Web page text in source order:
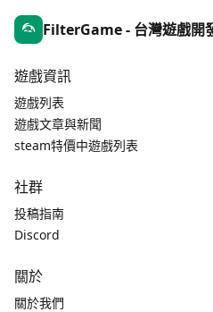
FilterGame - 台灣遊戲開
遊戲資訊
遊戲列表
遊戲文章與新聞
steam特價中遊戲列表
社群
投稿指南
Discord
關於
關於我們